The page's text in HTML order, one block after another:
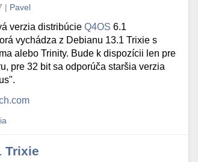
| Pavel
verzia distribúcieQ4OS 6.1
vychádza z Debianu 13.1 Trixie s
alebo Trinity. Bude k dispozícii len pre
pre 32 bit sa odporúča staršia verzia
Trixie